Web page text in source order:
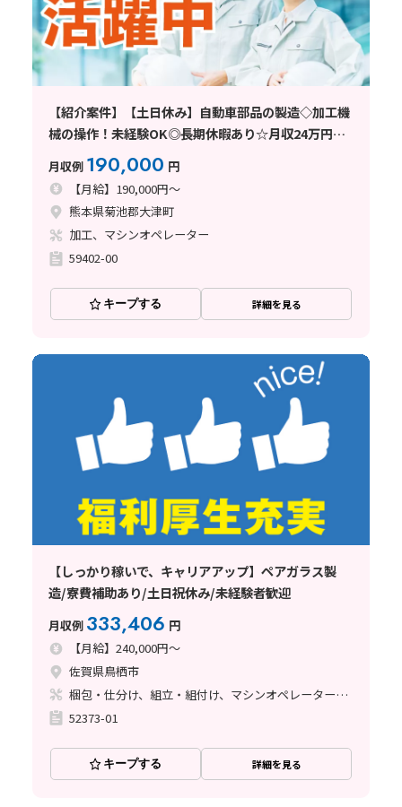
【紹介案件】【土日休み】自動車部品の製造◇加工機
械の操作！未経験OK◎長期休暇あり☆月収24万円
月収例 190,000 円
【月給】190,000円～
熊本県菊池郡大津町
加工、マシンオペレーター
59402-00
キープする 詳細を見る
【しっかり稼いで、キャリアアップ】ペアガラス製
造/寮費補助あり/土日祝休み/未経験者歓迎
月収例 333,406 円
【月給】240,000円～
佐賀県鳥栖市
梱包・仕分け、組立・組付け、マシンオペレーター、立ち作業
52373-01
キープする 詳細を見る